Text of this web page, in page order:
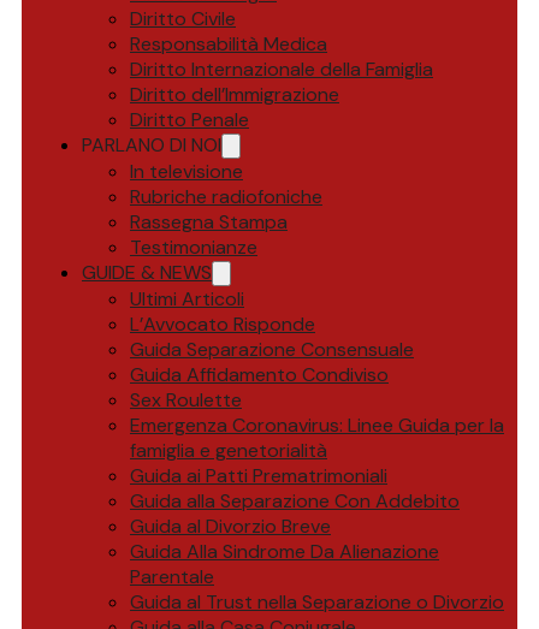
Diritto Civile
Responsabilità Medica
Diritto Internazionale della Famiglia
Diritto dell’Immigrazione
Diritto Penale
PARLANO DI NOI
In televisione
Rubriche radiofoniche
Rassegna Stampa
Testimonianze
GUIDE & NEWS
Ultimi Articoli
L’Avvocato Risponde
Guida Separazione Consensuale
Guida Affidamento Condiviso
Sex Roulette
Emergenza Coronavirus: Linee Guida per la
famiglia e genetorialità
Guida ai Patti Prematrimoniali
Guida alla Separazione Con Addebito
Guida al Divorzio Breve
Guida Alla Sindrome Da Alienazione
Parentale
Guida al Trust nella Separazione o Divorzio